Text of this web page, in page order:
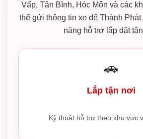
Vấp, Tân Bình, Hóc Môn và các
thể gửi thông tin xe để Thành Phát
năng hỗ trợ lắp đặt
🚗
Lắp tận nơi
Kỹ thuật hỗ trợ theo khu vực